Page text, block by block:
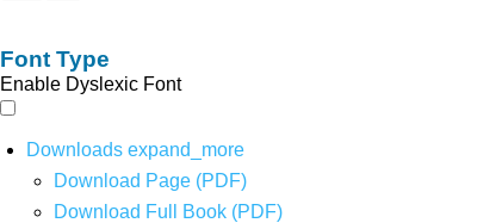
Font Type
Enable Dyslexic Font
Downloads expand_more
Download Page (PDF)
Download Full Book (PDF)